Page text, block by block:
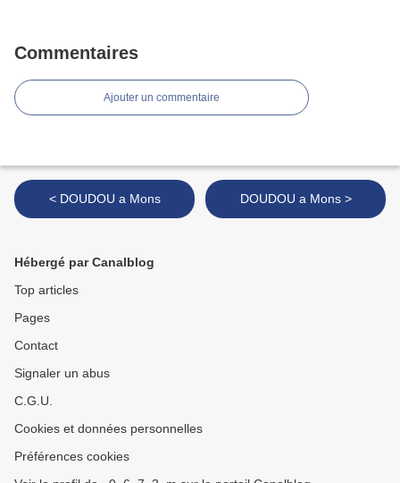
Commentaires
Ajouter un commentaire
< DOUDOU a Mons DOUDOU a Mons >
Hébergé par Canalblog
Top articles
Pages
Contact
Signaler un abus
C.G.U.
Cookies et données personnelles
Préférences cookies